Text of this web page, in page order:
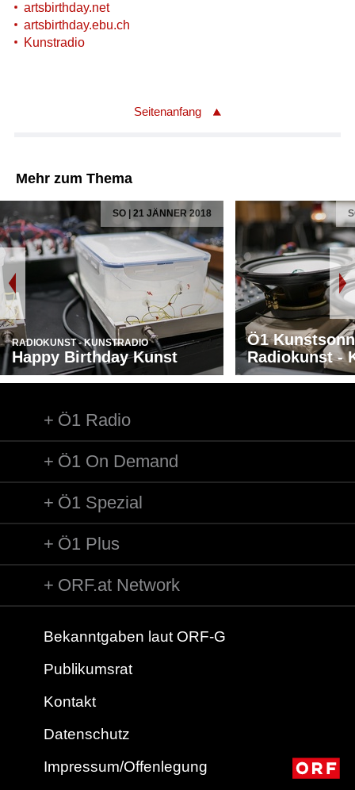
artsbirthday.net
artsbirthday.ebu.ch
Kunstradio
Seitenanfang
Mehr zum Thema
SO | 21 JÄNNER 2018
RADIOKUNST - KUNSTRADIO
Happy Birthday Kunst
Ö1
Radiokunst -
Ö1 Radio
Ö1 On Demand
Ö1 Spezial
Ö1 Plus
ORF.at Network
Bekanntgaben laut ORF-G
Publikumsrat
Kontakt
Datenschutz
Impressum/Offenlegung